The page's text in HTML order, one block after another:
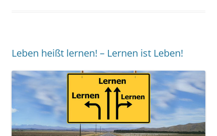
Leben heißt lernen! – Lernen ist Leben!